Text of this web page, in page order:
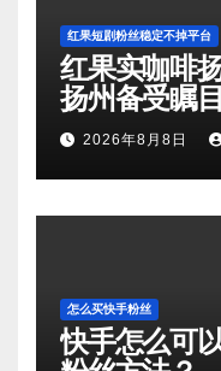
红果短剧粉丝稳定不掉平台
红果实咖啡
扬州备受瞩目
2026年8月8日
怎么买快手粉丝
快手怎么可